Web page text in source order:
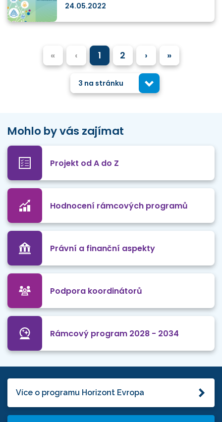
24.05.2022
« ‹ 1 2 › »
3 na stránku
Mohlo by vás zajímat
Projekt od A do Z
Hodnocení rámcových programů
Právní a finanční aspekty
Podpora koordinátorů
Rámcový program 2028 - 2034
Více o programu Horizont Evropa